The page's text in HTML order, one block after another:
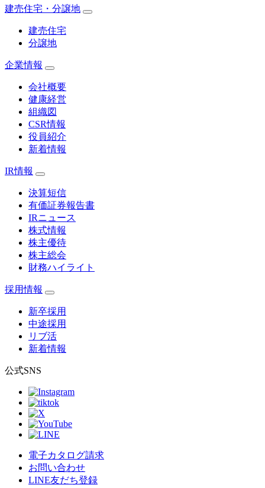
建売住宅・分譲地
建売住宅
分譲地
企業情報
会社概要
健康経営
組織図
CSR情報
役員紹介
新着情報
IR情報
決算短信
有価証券報告書
IRニュース
株式情報
株主優待
株主総会
財務ハイライト
採用情報
新卒採用
中途採用
リブ活
新着情報
公式SNS
電子カタログ請求
お問い合わせ
LINE友だち登録